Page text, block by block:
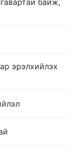
эрэлхийлэх